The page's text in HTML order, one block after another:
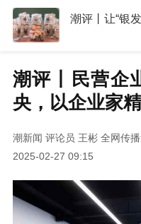
潮评丨让“银
潮评丨民营企
央，以企业家
潮新闻 评论员 王彬 全网传
2025-02-27 09:15